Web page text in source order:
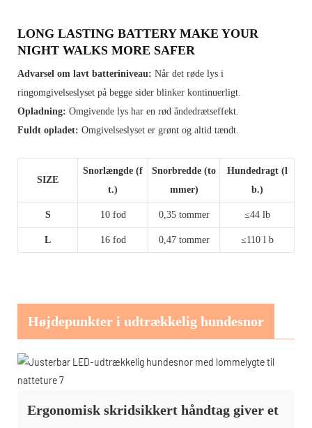
LONG LASTING BATTERY MAKE YOUR
NIGHT WALKS MORE SAFER
Advarsel om lavt batteriniveau: Når det røde lys i
ringomgivelseslyset på begge sider blinker kontinuerligt.
Opladning: Omgivende lys har en rød åndedrætseffekt.
Fuldt opladet: Omgivelseslyset er grønt og altid tændt.
SIZE
Snorlængde (f
t.)
Snorbredde (to
mmer)
Hundedragt (l
b.)
S 10 fod 0,35 tommer ≤44 lb
L 16 fod 0,47 tommer ≤110 l b
Højdepunkter i udtrækkelig hundesnor
Ergonomisk skridsikkert håndtag giver et